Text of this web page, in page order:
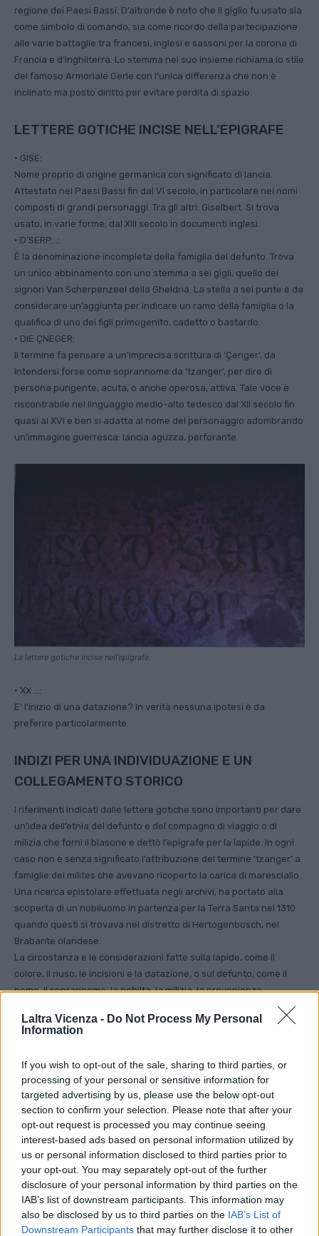
Laltra Vicenza - Do Not Process My Personal
Information
If you wish to opt-out of the sale, sharing to third parties, or
processing of your personal or sensitive information for
targeted advertising by us, please use the below opt-out
section to confirm your selection. Please note that after your
opt-out request is processed you may continue seeing
interest-based ads based on personal information utilized by
us or personal information disclosed to third parties prior to
your opt-out. You may separately opt-out of the further
disclosure of your personal information by third parties on the
IAB’s list of downstream participants. This information may
also be disclosed by us to third parties on the IAB’s List of
Downstream Participants that may further disclose it to other
regione dei Paesi Bassi. D’altronde è noto che il giglio fu usato sia
come simbolo di comando, sia come ricordo della partecipazione
alle varie battaglie tra francesi, inglesi e sassoni per la corona di
Francia e d’Inghilterra. Lo stemma nel suo insieme richiama lo stile
del famoso Armoriale Gerle con l’unica differenza che non è
inclinato ma posto diritto per evitare perdita di spazio.
LETTERE GOTICHE INCISE NELL’EPIGRAFE
• GISE:
Nome proprio di origine germanica con significato di lancia.
Attestato nei Paesi Bassi fin dal VI secolo, in particolare nei nomi
composti di grandi personaggi. Tra gli altri: Giselbert. Si trova
usato, in varie forme, dal XIII secolo in documenti inglesi.
• D’SERP…:
È la denominazione incompleta della famiglia del defunto. Trova
un unico abbinamento con uno stemma a sei gigli, quello dei
signori Van Scherpenzeel della Gheldria. La stella a sei punte è da
considerare un’aggiunta per indicare un ramo della famiglia o la
qualifica di uno dei figli primogenito, cadetto o bastardo.
• DIE ÇNEGER:
Il termine fa pensare a un’imprecisa scrittura di ‘Çenger’, da
intendersi forse come soprannome da ‘tzanger’, per dire di
persona pungente, acuta, o anche operosa, attiva. Tale voce è
riscontrabile nel linguaggio medio-alto tedesco dal XII secolo fin
quasi al XVI e ben si adatta al nome del personaggio adombrando
un’immagine guerresca: lancia aguzza, perforante.
Le lettere gotiche incise nell’epigrafe.
• XX …:
E’ l’inizio di una datazione? In verità nessuna ipotesi è da
preferire particolarmente.
INDIZI PER UNA INDIVIDUAZIONE E UN
COLLEGAMENTO STORICO
I riferimenti indicati dalle lettere gotiche sono importanti per dare
un’idea dell’etnia del defunto e del compagno di viaggio o di
milizia che fornì il blasone e dettò l’epigrafe per la lapide. In ogni
caso non è senza significato l’attribuzione del termine ‘tzanger’ a
famiglie dei milites che avevano ricoperto la carica di maresciallo.
Una ricerca epistolare effettuata negli archivi, ha portato alla
scoperta di un nobiluomo in partenza per la Terra Santa nel 1310
quando questi si trovava nel distretto di Hertogenbosch, nel
Brabante olandese.
La circostanza e le considerazioni fatte sulla lapide, come il
colore, il riuso, le incisioni e la datazione, o sul defunto, come il
nome, il soprannome, la nobiltà, la milizia, la provenienza,
conducono al collegamento con un personaggio protagonista di
un fatto riportato dallo storico Battista Pagliarini nelle sue
verso la Terra Santa. Era all’incirca la metà del mese d’aprile 1311,
all’indomani della vittoriosa cacciata da Vicenza dei Padovani
dopo un dominio di cinquant’anni, quando i Padovani attuarono
un improvviso, poderoso tentativo per riprenderne il controllo.